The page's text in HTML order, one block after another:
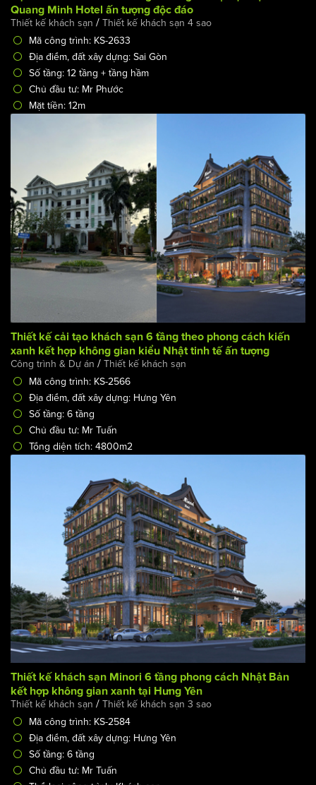
Dự án thiết kế khách xanh giữa lòng đô thị hiện đại -
Quang Minh Hotel ấn tượng độc đáo
Thiết kế khách sạn/Thiết kế khách sạn 4 sao
Mã công trình: KS-2633
Địa điểm, đất xây dựng: Sai Gòn
Số tầng: 12 tầng + tầng hầm
xanh kết hợp không gian kiểu Nhật tinh tế ấn tượng
Công trình & Dự án/ Thiết kế khách sạn
Mã công trình: KS-2566
Địa điểm, đất xây dựng: Hưng Yên
Số tầng: 6 tầng
Tổng diện tích: 4800m2
Thiết kế khách sạn Minori 6 tầng phong cách Nhật Bản
kết hợp không gian xanh tại Hưng Yên
Thiết kế khách sạn/ Thiết kế khách sạn 3 sao
Mã công trình: KS-2584
Địa điểm, đất xây dựng: Hưng Yên